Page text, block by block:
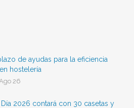
de ayudas para la eficiencia
hostelería
26
Día 2026 contará con 30 casetas y